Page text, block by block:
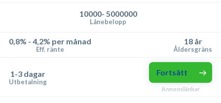
10000- 5000000
Lånebelopp
0,8% - 4,2% per månad
Eff. ränte
18 år
Åldersgräns
1-3 dagar
Utbetalning
Fortsätt
Annonslänkar